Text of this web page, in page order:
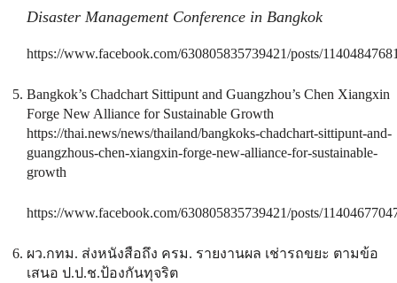
Disaster Management Conference in Bangkok
https://www.facebook.com/630805835739421/posts/
Bangkok’s Chadchart Sittipunt and Guangzhou’s Chen Xiangxin
Forge New Alliance for Sustainable Growth
https://thai.news/news/thailand/bangkoks-chadchart-sittipunt-and-
guangzhous-chen-xiangxin-forge-new-alliance-for-sustainable-
growth
https://www.facebook.com/630805835739421/posts/
ผว.กทม. ส่งหนังสือถึง ครม. รายงานผล เช่ารถขยะ ตามข้อ
เสนอ ป.ป.ช.ป้องกันทุจริต